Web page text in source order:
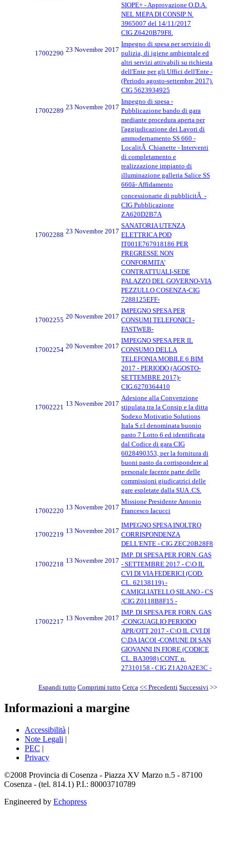
SIOPE+ - Approvazione O.D.A.
NEL MEPA DI CONSIP N.
3965007 del 14/11/2017
CIG Z6420B79F8.
17002290 23 Novembre 2017
Impegno di spesa per servizio di
pulizia, di igiene ambientale ed
altri servizi attivabili su richiesta
dell'Ente per gli Uffici dell'Ente -
(Periodo agosto-settembre 2017).
CIG 5623934925
17002289 23 Novembre 2017
Impegno di spesa -
Pubblicazione bando di gara
mediante procedura aperta per
l'aggiudicazione dei Lavori di
ammodernamento SS 660 -
LocalitÃ Chianette - Interventi
di completamento e
realizzazione impianto di
illuminazione galleria Salice SS
660â- Affidamento
concessionarie di pubblicitÃ -
CIG Pubblicazione
ZA620D2B7A
17002288 23 Novembre 2017
SANATORIA UTENZA
ELETTRICA POD
IT001E767918186 PER
PREGRESSE NON
CONFORMITA'
CONTRATTUALI-SEDE
PALAZZO DEL GOVERNO-VIA
PEZZULLO COSENZA-CIG
7288125EFF-
17002255 20 Novembre 2017
IMPEGNO SPESA PER
CONSUMI TELEFONICI -
FASTWEB-
17002254 20 Novembre 2017
IMPEGNO SPESA PER IL
CONSUMO DELLA
TELEFONIA MOBILE 6 BIM
2017 - PERIODO (AGOSTO-
SETTEMBRE 2017)-
CIG.6270364410
17002221 13 Novembre 2017
Adesione alla Convenzione
stipulata tra la Consip e la ditta
Sodexo Motivatio Solutions
Itala S.r.l denominata buonio
pasto 7 Lotto 6 ed identificata
dal Codice di gara CIG
6028490353, per la fornitura di
buoni pasto da corrispondere al
personale facente parte delle
commissioni giudicatrici delle
gare espletate dalla SUA .CS.
17002220 13 Novembre 2017
Missione Presidente Antonio
Francesco Iacucci
17002219 13 Novembre 2017
IMPEGNO SPESA INOLTRO
CORRISPONDENZA
DELL'ENTE - CIG ZEC20B28F8
17002218 13 Novembre 2017
IMP. DI SPESA PER FORN. GAS
- SETTEMBRE 2017 - C\O IL
CVI DI VIA FEDERICI (COD.
CL. 62138119) -
CAMIGLIATELLO SILANO - CS
/CIG Z0118B8F15 -
17002217 13 Novembre 2017
IMP. DI SPESA PER FORN. GAS
-CONGUAGLIO PERIODO
APR/OTT 2017 - C\O IL CVI DI
C\DA IACOI -COMUNE DI SAN
GIOVANNI IN FIORE (CODICE
CL. BA3098) CONT. n.
27310158 - CIG Z1A20A2E3C -
Espandi tutto Comprimi tutto Cerca << Precedenti Successivi >>
Informazioni a margine
Accessibilità |
Note Legali |
PEC |
Privacy
©2008 Provincia di Cosenza - Piazza XV Marzo n.5 - 87100
Cosenza - (tel. 814.1) P.I.: 80003710789
Engineered by Echopress